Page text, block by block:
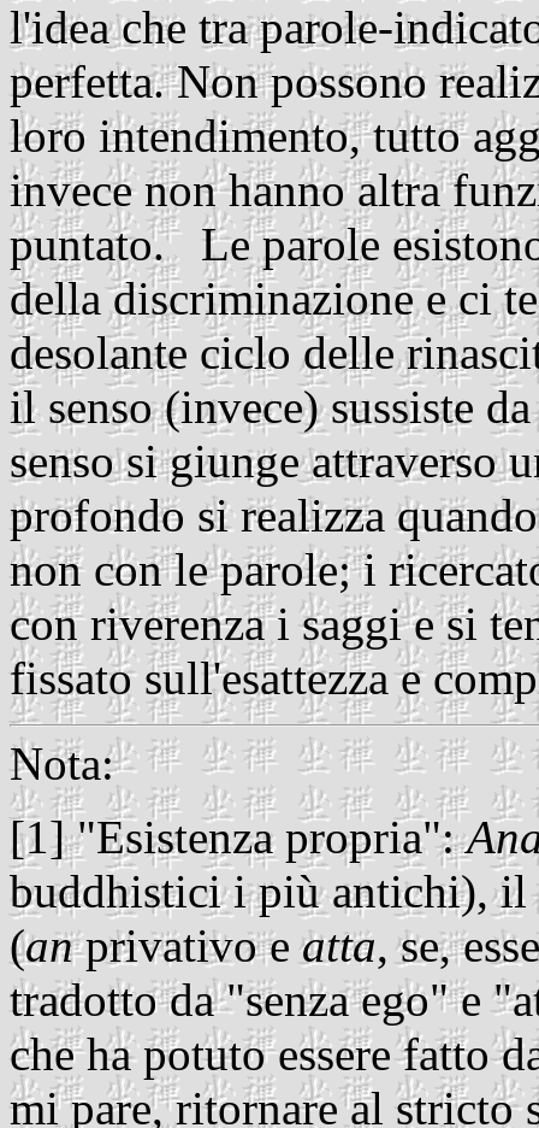
l'idea che tra parole-
perfetta. Non possono
loro intendimento, tutto
invece non hanno altra
puntato. Le parole
della discriminazione e ci
desolante ciclo delle
il senso (invece) sussiste
senso si giunge attraverso
profondo si realizza
non con le parole; i
con riverenza i saggi e si
fissato sull'esattezza e
Nota:
[1] "Esistenza propria":
buddhistici i più antichi), il
(anprivativo eatta, se,
tradotto da "senza ego" e
che ha potuto essere fatto
mi pare, ritornare al stricto